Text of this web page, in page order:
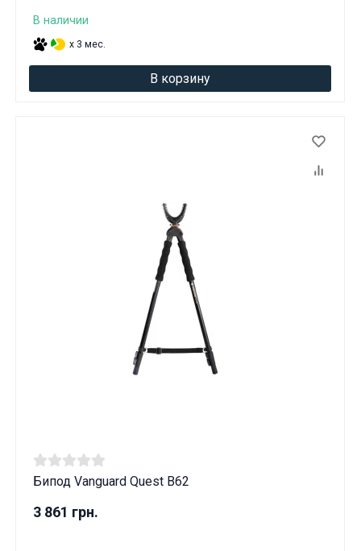
В наличии
x 3 мес.
В корзину
Бипод Vanguard Quest B62
3 861 грн.
Данные товары продаются лицам,